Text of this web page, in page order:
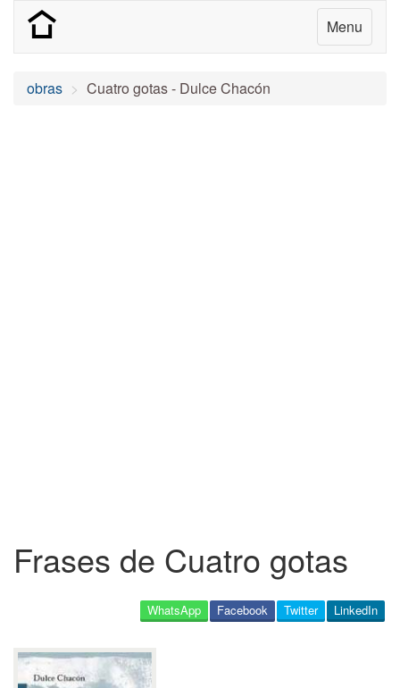
Menu
obras Cuatro gotas - Dulce Chacón
Frases de Cuatro gotas
LinkedIn
Twitter
Facebook
WhatsApp